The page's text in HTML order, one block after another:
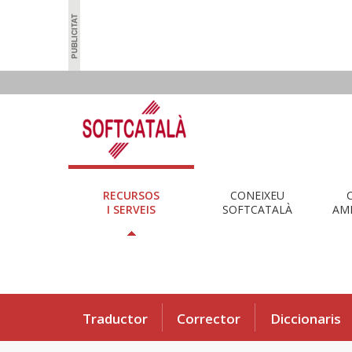
RECURSOS
I SERVEIS
CONEIXEU
SOFTCATALÀ
Traductor Corrector Diccionaris